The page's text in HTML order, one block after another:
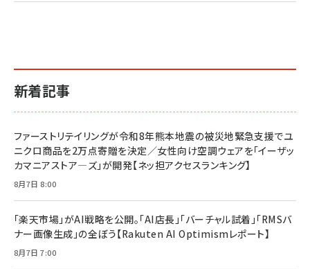
新着記事
ファーストリテイリングが令和8年熊本地震の被災地緊急支援でユ
ニクロ商品を2万点寄贈を決定／女性向け空調ウェアを「イーザッ
カマニアストア―ズ」が開発【ネッ担アクセスランキング】
8月7日 8:00
「楽天市場」がAI戦略を公開。「AI店長」「バーチャル試着」「RMSバ
ナー画像生成」の全ぼう【Rakuten AI Optimismレポート】
8月7日 7:00